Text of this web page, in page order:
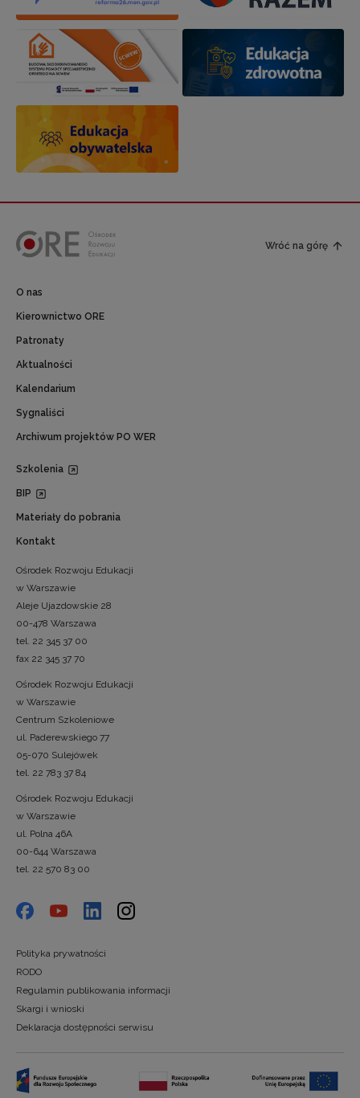
Wróć na górę
O nas
Kierownictwo ORE
Patronaty
Aktualności
Kalendarium
Sygnaliści
Archiwum projektów PO WER
Szkolenia
BIP
Materiały do pobrania
Kontakt
Ośrodek Rozwoju Edukacji
w Warszawie
Aleje Ujazdowskie 28
00-478 Warszawa
tel. 22 345 37 00
fax 22 345 37 70
Ośrodek Rozwoju Edukacji
w Warszawie
Centrum Szkoleniowe
ul. Paderewskiego 77
05-070 Sulejówek
tel. 22 783 37 84
Ośrodek Rozwoju Edukacji
w Warszawie
ul. Polna 46A
00-644 Warszawa
tel. 22 570 83 00
Polityka prywatności
RODO
Regulamin publikowania informacji
Skargi i wnioski
Deklaracja dostępności serwisu